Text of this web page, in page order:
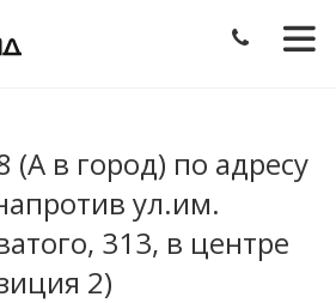
(А в город) по адресу
ул.им.
313, в центре
2)